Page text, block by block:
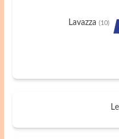
Lavazza (10)